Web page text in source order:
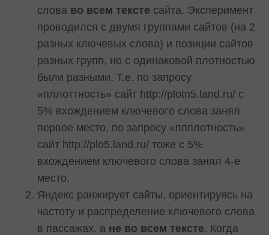
слова во всем тексте сайта. Эксперимент
проводился с двумя группами сайтов (на 2
разных ключевых слова) и позиции сайтов
разных групп, но с одинаковой плотностью
были разными. Т.е. по запросу
«пллоттность» сайт http://plotn5.land.ru/ с
5% вхождением ключевого слова занял
первое место, по запросу «ппплотность»
сайт http://plo5.land.ru/ тоже с 5%
вхождением ключевого слова занял 4-е
место.
Яндекс ранжирует сайты, ориентируясь на
частоту и распределение ключевого слова
в пассажах, а не во всем тексте. Когда